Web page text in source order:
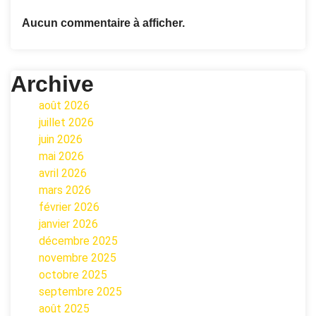
Aucun commentaire à afficher.
Archive
août 2026
juillet 2026
juin 2026
mai 2026
avril 2026
mars 2026
février 2026
janvier 2026
décembre 2025
novembre 2025
octobre 2025
septembre 2025
août 2025